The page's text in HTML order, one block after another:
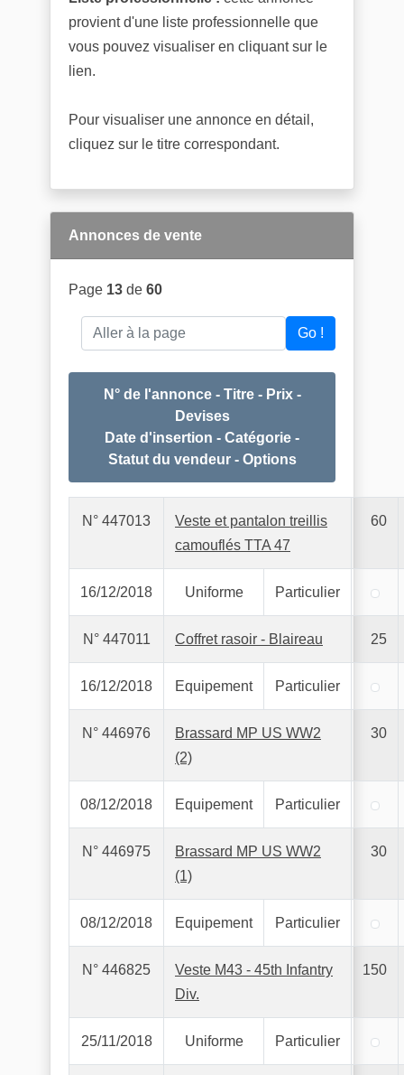
provient d'une liste professionnelle que
vous pouvez visualiser en cliquant sur le
lien.
Pour visualiser une annonce en détail,
cliquez sur le titre correspondant.
Annonces de vente
Page 13 de 60
Aller à la page Go !
N° de l'annonce - Titre - Prix -
Devises
Date d'insertion - Catégorie -
Statut du vendeur - Options
N° 447013
Veste et pantalon treillis
camouflés TTA 47
60
16/12/2018 Uniforme Particulier
N° 447011 Coffret rasoir - Blaireau 25
16/12/2018 Equipement Particulier
N° 446976
Brassard MP US WW2
(2)
30
08/12/2018 Equipement Particulier
N° 446975
Brassard MP US WW2
(1)
30
08/12/2018 Equipement Particulier
N° 446825
Veste M43 - 45th Infantry
Div.
150
25/11/2018 Uniforme Particulier